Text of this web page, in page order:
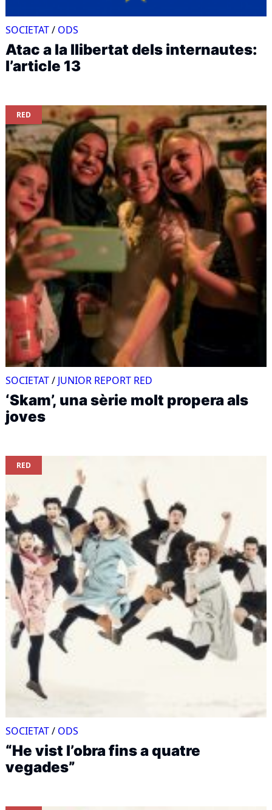
SOCIETAT/ ODS
Atac a la llibertat dels internautes:
l’article 13
RED
SOCIETAT/ JUNIOR REPORT RED
‘Skam’, una sèrie molt propera als
joves
RED
SOCIETAT/ ODS
“He vist l’obra fins a quatre
vegades”